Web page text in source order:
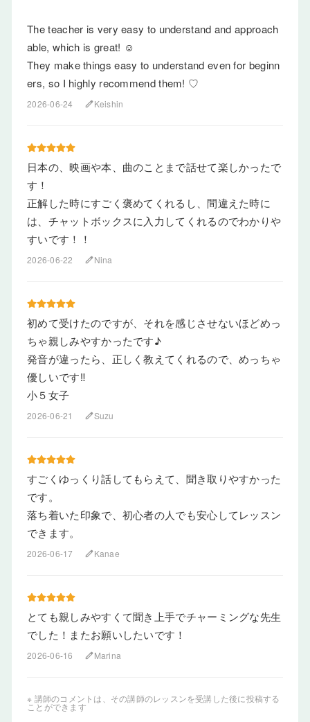
The teacher is very easy to understand and approach
able, which is great! ☺️
They make things easy to understand even for beginn
ers, so I highly recommend them! ♡
2026-06-24 editKeishin
日本の、映画や本、曲のことまで話せて楽しかったで
す！
正解した時にすごく褒めてくれるし、間違えた時に
は、チャットボックスに入力してくれるのでわかりや
すいです！！
2026-06-22 editNina
初めて受けたのですが、それを感じさせないほどめっ
ちゃ親しみやすかったです♪
発音が違ったら、正しく教えてくれるので、めっちゃ
優しいです‼️
小５女子
2026-06-21 editSuzu
すごくゆっくり話してもらえて、聞き取りやすかった
です。
落ち着いた印象で、初心者の人でも安心してレッスン
できます。
2026-06-17 editKanae
とても親しみやすくて聞き上手でチャーミングな先生
でした！またお願いしたいです！
2026-06-16 editMarina
※ 講師のコメントは、その講師のレッスンを受講した後に投稿する
ことができます